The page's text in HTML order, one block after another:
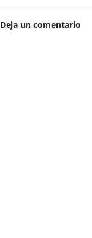
Deja un comentario